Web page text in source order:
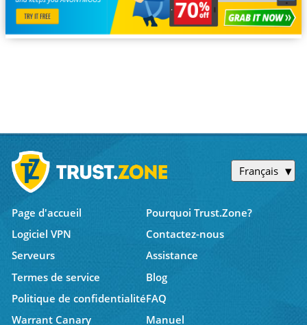
Français
Page d'accueil
Pourquoi Trust.Zone?
Logiciel VPN
Contactez-nous
Serveurs
Assistance
Termes de service
Blog
Politique de confidentialitéFAQ
Warrant Canary
Manuel